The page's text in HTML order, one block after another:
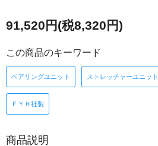
91,520円(税8,320円)
この商品のキーワード
ベアリングユニット ストレッチャーユニット
ＦＹＨ社製
商品説明